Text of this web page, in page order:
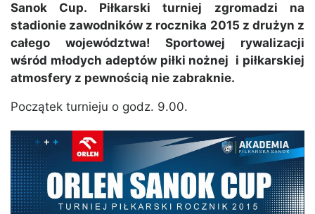
Sanok Cup. Piłkarski turniej zgromadzi na
stadionie zawodników z rocznika 2015 z drużyn z
całego województwa! Sportowej rywalizacji
wśród młodych adeptów piłki nożnej i piłkarskiej
atmosfery z pewnością nie zabraknie.
Początek turnieju o godz. 9.00.